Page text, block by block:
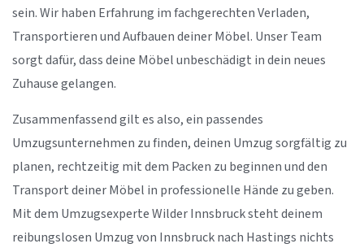
sein. Wir haben Erfahrung im fachgerechten Verladen,
Transportieren und Aufbauen deiner Möbel. Unser Team
sorgt dafür, dass deine Möbel unbeschädigt in dein neues
Zuhause gelangen.
Zusammenfassend gilt es also, ein passendes
Umzugsunternehmen zu finden, deinen Umzug sorgfältig zu
planen, rechtzeitig mit dem Packen zu beginnen und den
Transport deiner Möbel in professionelle Hände zu geben.
Mit dem Umzugsexperte Wilder Innsbruck steht deinem
reibungslosen Umzug von Innsbruck nach Hastings nichts